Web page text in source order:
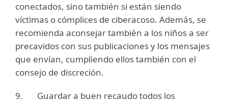
conectados, sino también si están siendo
víctimas o cómplices de ciberacoso. Además, se
recomienda aconsejar también a los niños a ser
precavidos con sus publicaciones y los mensajes
que envían, cumpliendo ellos también con el
consejo de discreción.
9. Guardar a buen recaudo todos los